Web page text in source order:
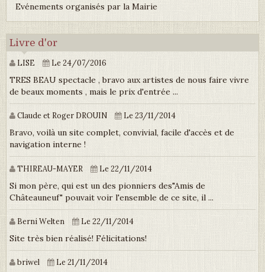
Evénements organisés par la Mairie
Livre d'or
LISE Le 24/07/2016
TRES BEAU spectacle , bravo aux artistes de nous faire vivre
de beaux moments , mais le prix d'entrée ...
Claude et Roger DROUIN Le 23/11/2014
Bravo, voilà un site complet, convivial, facile d'accès et de
navigation interne !
THIREAU-MAYER Le 22/11/2014
Si mon père, qui est un des pionniers des"Amis de
Châteauneuf" pouvait voir l'ensemble de ce site, il ...
Berni Welten Le 22/11/2014
Site très bien réalisé! Félicitations!
briwel Le 21/11/2014